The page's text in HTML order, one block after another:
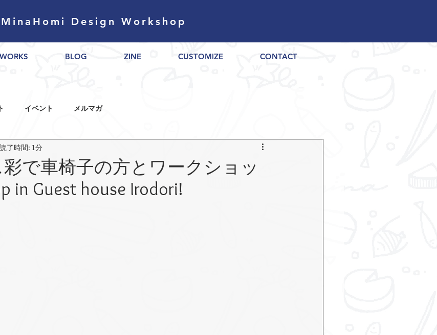
MinaHomi Design Workshop
WORKS BLOG ZINE CUSTOMIZE CONTACT
イベント メルマガ
で車椅子の方とワークショッ
in Guest house Irodori!
読了時間: 1分